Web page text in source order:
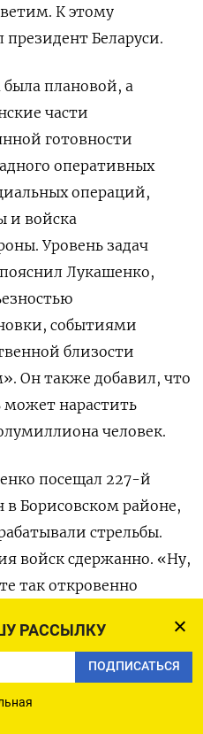
РАССЫЛКУ
ПОДПИСАТЬСЯ
К этому
Беларуси.
была плановой, а
части
готовности
оперативных
операций,
и войска
Уровень задач
Лукашенко,
событиями
близости
Он также добавил, что
может нарастить
человек.
посещал 227-й
Борисовском районе,
стрельбы.
войск сдержанно. «Ну,
так откровенно
говорил он. В июле
о необходимости
в мирное время для
экономики,